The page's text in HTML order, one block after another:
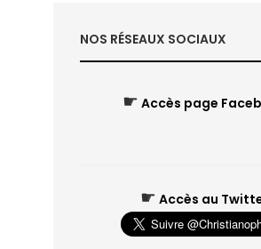
NOS RÉSEAUX SOCIAUX
☛ Accès page
☛ Accès au